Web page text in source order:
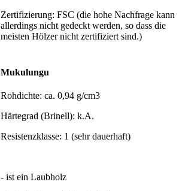
Zertifizierung: FSC (die hohe Nachfrage kann
allerdings nicht gedeckt werden, so dass die
meisten Hölzer nicht zertifiziert sind.)
Mukulungu
Rohdichte: ca. 0,94 g/cm3
Härtegrad (Brinell): k.A.
Resistenzklasse: 1 (sehr dauerhaft)
- ist ein Laubholz